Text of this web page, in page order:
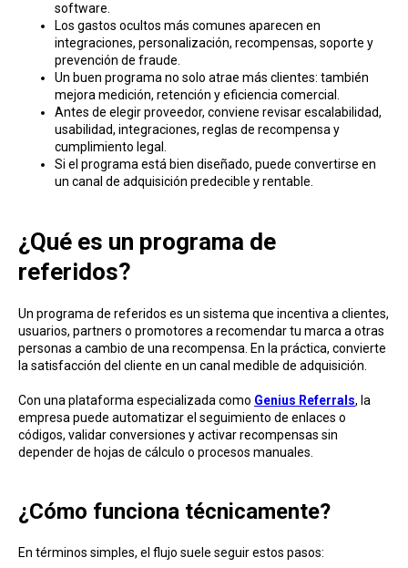
software.
Los gastos ocultos más comunes aparecen en
integraciones, personalización, recompensas, soporte y
prevención de fraude.
Un buen programa no solo atrae más clientes: también
mejora medición, retención y eficiencia comercial.
Antes de elegir proveedor, conviene revisar escalabilidad,
usabilidad, integraciones, reglas de recompensa y
cumplimiento legal.
Si el programa está bien diseñado, puede convertirse en
un canal de adquisición predecible y rentable.
¿Qué es un programa de
referidos?
Un programa de referidos es un sistema que incentiva a clientes,
usuarios, partners o promotores a recomendar tu marca a otras
personas a cambio de una recompensa. En la práctica, convierte
la satisfacción del cliente en un canal medible de adquisición.
Con una plataforma especializada como Genius Referrals, la
empresa puede automatizar el seguimiento de enlaces o
códigos, validar conversiones y activar recompensas sin
depender de hojas de cálculo o procesos manuales.
¿Cómo funciona técnicamente?
En términos simples, el flujo suele seguir estos pasos: